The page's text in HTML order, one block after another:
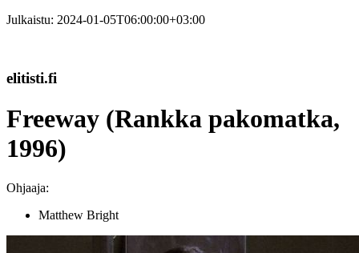
Julkaistu: 2024-01-05T06:00:00+03:00
elitisti.fi
Freeway (Rankka pakomatka,
1996)
Ohjaaja:
Matthew Bright